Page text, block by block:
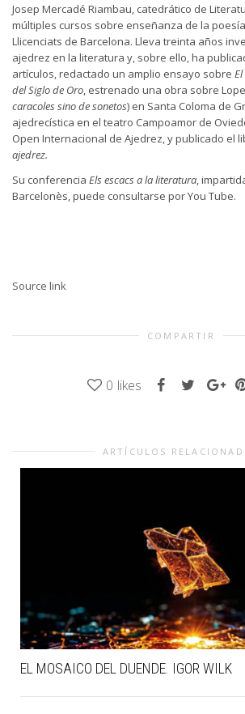
Josep Mercadé Riambau, catedrático de
múltiples cursos sobre enseñanza de la poesía
Llicenciats de Barcelona. Lleva treinta años
ajedrez en la literatura y, sobre ello, ha
artículos, redactado un amplio ensayo sobre
del Siglo de Oro, estrenado una obra sobre
caracoles sino de sonetos) en Santa Coloma de
ajedrecística en el teatro Campoamor de
Open Internacional de Ajedrez, y publicado el
ajedrez.
Su conferencia Els escacs a la literatura,
Barcelonès, puede consultarse por You Tube.
Source link
COMPARTIR
0 likes
ARTÍCULOS
EL MOSAICO DEL DUENDE. IGOR WILK